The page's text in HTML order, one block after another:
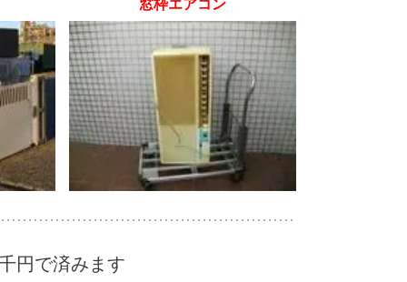
窓枠エアコン
円で済みます